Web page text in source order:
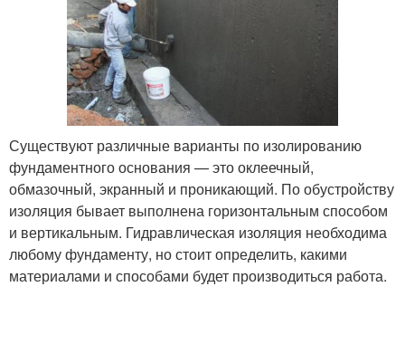
Существуют различные варианты по изолированию
фундаментного основания — это оклеечный,
обмазочный, экранный и проникающий. По обустройству
изоляция бывает выполнена горизонтальным способом
и вертикальным. Гидравлическая изоляция необходима
любому фундаменту, но стоит определить, какими
материалами и способами будет производиться работа.